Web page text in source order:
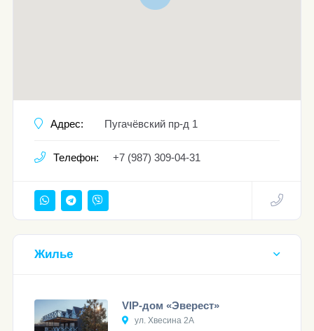
Адрес: Пугачёвский пр-д 1
Телефон: +7 (987) 309-04-31
Жилье
VIP-дом «Эверест»
ул. Хвесина 2А